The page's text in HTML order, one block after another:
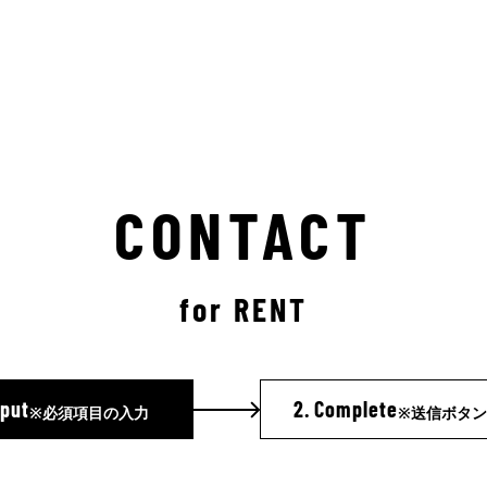
CONTACT
for RENT
※必須項目の入力 2. Complete※送信ボタ